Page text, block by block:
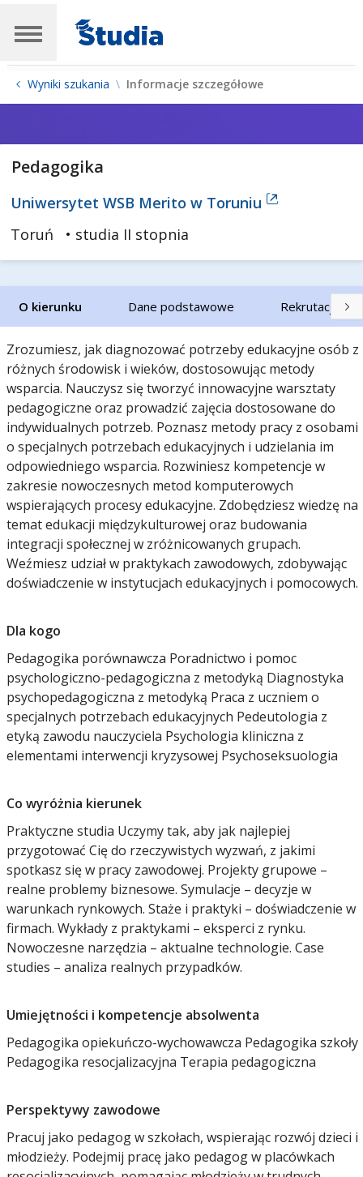
Wyniki szukania Informacje szczegółowe
Pedagogika
Uniwersytet WSB Merito w Toruniu
Toruń
• studia II stopnia
O kierunku Dane podstawowe Rekrutacja
Zrozumiesz, jak diagnozować potrzeby edukacyjne osób z
różnych środowisk i wieków, dostosowując metody
wsparcia. Nauczysz się tworzyć innowacyjne warsztaty
pedagogiczne oraz prowadzić zajęcia dostosowane do
indywidualnych potrzeb. Poznasz metody pracy z osobami
o specjalnych potrzebach edukacyjnych i udzielania im
odpowiedniego wsparcia. Rozwiniesz kompetencje w
zakresie nowoczesnych metod komputerowych
wspierających procesy edukacyjne. Zdobędziesz wiedzę na
temat edukacji międzykulturowej oraz budowania
integracji społecznej w zróżnicowanych grupach.
Weźmiesz udział w praktykach zawodowych, zdobywając
doświadczenie w instytucjach edukacyjnych i pomocowych.
Dla kogo
Pedagogika porównawcza Poradnictwo i pomoc
psychologiczno-pedagogiczna z metodyką Diagnostyka
psychopedagogiczna z metodyką Praca z uczniem o
specjalnych potrzebach edukacyjnych Pedeutologia z
etyką zawodu nauczyciela Psychologia kliniczna z
elementami interwencji kryzysowej Psychoseksuologia
Co wyróżnia kierunek
Praktyczne studia Uczymy tak, aby jak najlepiej
przygotować Cię do rzeczywistych wyzwań, z jakimi
spotkasz się w pracy zawodowej. Projekty grupowe –
realne problemy biznesowe. Symulacje – decyzje w
warunkach rynkowych. Staże i praktyki – doświadczenie w
firmach. Wykłady z praktykami – eksperci z rynku.
Nowoczesne narzędzia – aktualne technologie. Case
studies – analiza realnych przypadków.
Umiejętności i kompetencje absolwenta
Pedagogika opiekuńczo-wychowawcza Pedagogika szkoły
Pedagogika resocjalizacyjna Terapia pedagogiczna
Perspektywy zawodowe
Pracuj jako pedagog w szkołach, wspierając rozwój dzieci i
młodzieży. Podejmij pracę jako pedagog w placówkach